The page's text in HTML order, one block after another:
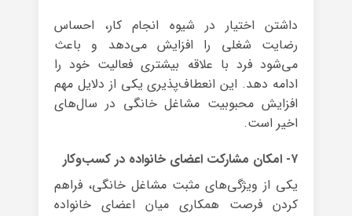
داشتن اختیار در شیوه انجام کار، احساس
رضایت شغلی را افزایش می‌دهد و باعث
می‌شود فرد با علاقه بیشتری فعالیت خود را
ادامه دهد. این انعطاف‌پذیری یکی از دلایل مهم
افزایش محبوبیت مشاغل خانگی در سال‌های
اخیر است.
۷- امکان مشارکت اعضای خانواده در کسب‌وکار
یکی از ویژگی‌های مثبت مشاغل خانگی، فراهم
کردن فرصت همکاری میان اعضای خانواده